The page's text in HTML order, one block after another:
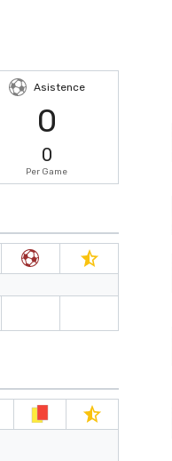
Asistence
0
0
Per Game